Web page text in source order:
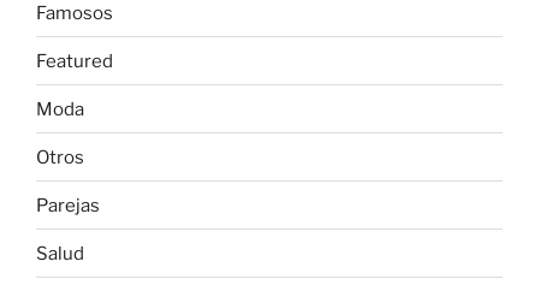
Famosos
Featured
Moda
Otros
Parejas
Salud